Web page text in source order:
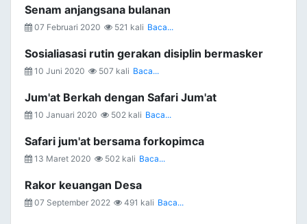
Senam anjangsana bulanan
07 Februari 2020 521 kali Baca...
Sosialiasasi rutin gerakan disiplin bermasker
10 Juni 2020 507 kali Baca...
Jum'at Berkah dengan Safari Jum'at
10 Januari 2020 502 kali Baca...
Safari jum'at bersama forkopimca
13 Maret 2020 502 kali Baca...
Rakor keuangan Desa
07 September 2022 491 kali Baca...